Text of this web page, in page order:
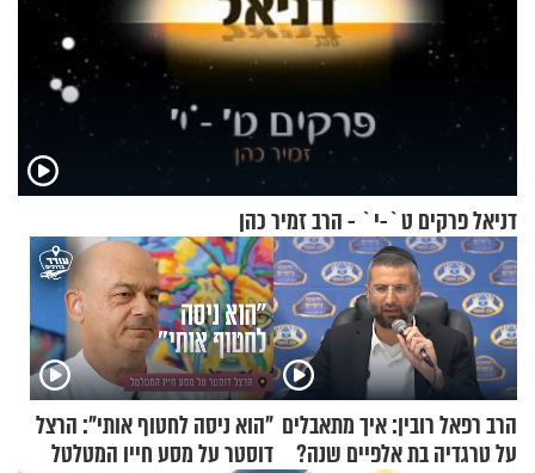
דניאל פרקים ט`-י` - הרב זמיר כהן
הרב רפאל רובין: איך מתאבלים
על טרגדיה בת אלפיים שנה?
"הוא ניסה לחטוף אותי": הרצל
דוסטר על מסע חייו המטלטל